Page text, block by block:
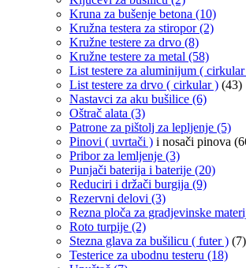
Kruna za bušenje betona (10)
Kružna testera za stiropor(2)
Kružne testere za drvo (8)
Kružne testere za metal (58)
List testere za aluminijum (
List testere za drvo ( cirkular ) (43)
Nastavci za aku bušilice (6)
Oštrač alata (3)
Patrone za pištolj za lepljenje (5)
Pinovi ( uvrtači ) i nosači pinova
Pribor za lemljenje (3)
Punjači baterija i baterije (20)
Reduciri i držači burgija (9)
Rezervni delovi (3)
Rezna ploča za gradjevinske
Roto turpije (2)
Stezna glava za bušilicu ( futer ) (7)
Testerice za ubodnu testeru (18)